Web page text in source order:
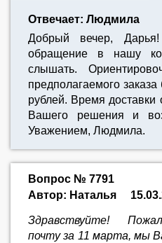
Отвечает: Людмила
Добрый вечер,
обращение в нашу
слышать.
предполагаемого
рублей. Время
Вашего решения и
Уважением, Людмила.
Вопрос № 7791
Автор: Наталья
Здравствуйте!
почту за 11 марта, мы